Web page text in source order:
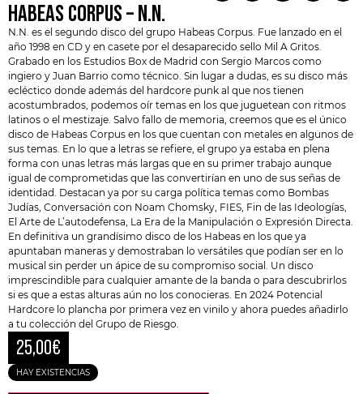
HABEAS CORPUS – N.N.
N.N. es el segundo disco del grupo Habeas Corpus . Fue lanzado en el
año 1998 en CD y en casete por el desaparecido sello Mil A Gritos.
Grabado en los Estudios Box de Madrid con Sergio Marcos como
ingiero y Juan Barrio como técnico. Sin lugar a dudas, es su disco más
ecléctico donde además del hardcore punk al que nos tienen
acostumbrados, podemos oír temas en los que juguetean con ritmos
latinos o el mestizaje. Salvo fallo de memoria, creemos que es el único
disco de Habeas Corpus en los que cuentan con metales en algunos de
sus temas. En lo que a letras se refiere, el grupo ya estaba en plena
forma con unas letras más largas que en su primer trabajo aunque
igual de comprometidas que las convertirían en uno de sus señas de
identidad. Destacan ya por su carga política temas como Bombas
Judías, Conversación con Noam Chomsky , FIES, Fin de las Ideologías,
El Arte de L’autodefensa, La Era de la Manipulación o Expresión Directa.
En definitiva un grandísimo disco de los Habeas en los que ya
apuntaban maneras y demostraban lo versátiles que podían ser en lo
musical sin perder un ápice de su compromiso social. Un disco
imprescindible para cualquier amante de la banda o para descubrirlos
si es que a estas alturas aún no los conocieras. En 2024 Potencial
Hardcore lo plancha por primera vez en vinilo y ahora puedes añadirlo
a tu colección del Grupo de Riesgo.
25,00€
HAY EXISTENCIAS